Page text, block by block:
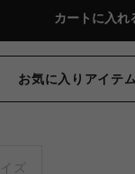
カートに入れ
お気に入りアイテ
ズ